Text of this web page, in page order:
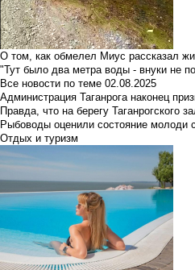
О том, как обмелел Миус рассказал
"Тут было два метра воды - внуки не
Все новости по теме 02.08.2025
Администрация Таганрога наконец
Правда, что на берегу Таганрогского
Рыбоводы оценили состояние молоди
Отдых и туризм